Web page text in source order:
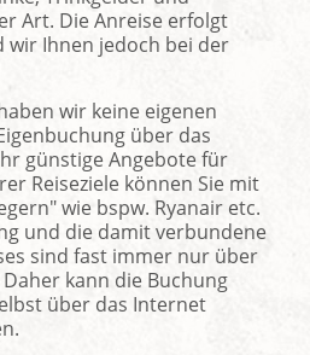
Art. Die Anreise erfolgt
wir Ihnen jedoch bei der
wir keine eigenen
über das
günstige Angebote für
Reiseziele können Sie mit
wie bspw. Ryanair etc.
und die damit verbundene
sind fast immer nur über
kann die Buchung
über das Internet